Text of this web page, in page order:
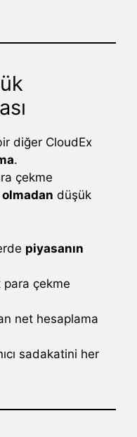
diğer CloudEx
.
çekme
düşük
piyasanın
para çekme
net hesaplama
sadakatini her